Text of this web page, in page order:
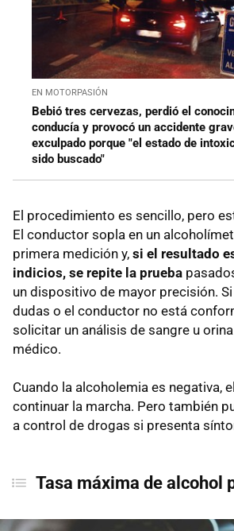
EN MOTORPASIÓN
Bebió tres cervezas, perdió el
conducía y provocó un accidente
exculpado porque "el estado de
sido buscado"
El procedimiento es sencillo, pero
El conductor sopla en un
primera medición y, si el resultado
indicios, se repite la prueba
un dispositivo de mayor precisión.
dudas o el conductor no está
solicitar un análisis de sangre u
médico.
Cuando la alcoholemia es negativa,
continuar la marcha. Pero también
a control de drogas si presenta
Tasa máxima de alcohol